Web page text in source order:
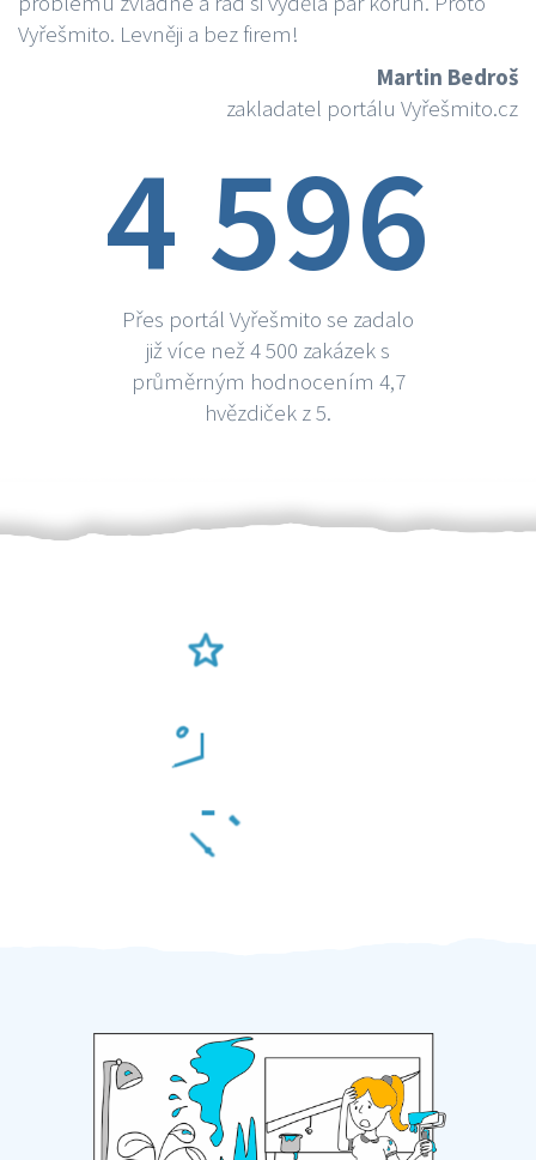
Vyřešmito. Levněji a bez firem!
Martin Bedroš
zakladatel portálu Vyřešmito.cz
4 596
Přes portál Vyřešmito se zadalo
již více než 4 500 zakázek s
průměrným hodnocením 4,7
hvězdiček z 5.